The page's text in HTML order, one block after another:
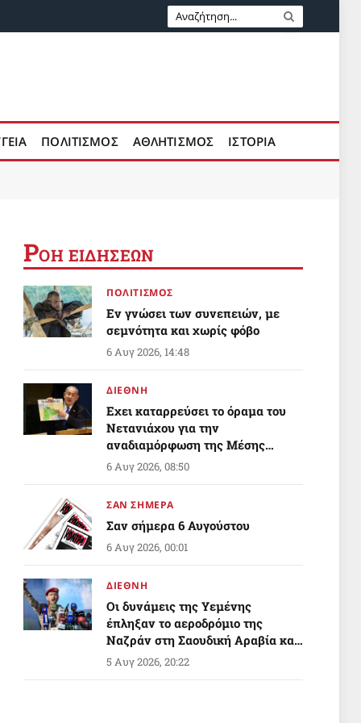
ΠΟΛΙΤΙΣΜΟΣ ΑΘΛΗΤΙΣΜΟΣ ΙΣΤΟΡΙΑ
ΡΟΗ ΕΙΔΗΣΕΩΝ
ΠΟΛΙΤΙΣΜΟΣ
Εν γνώσει των συνεπειών, με
σεμνότητα και χωρίς φόβο
6 Αυγ 2026, 14:48
ΔΙΕΘΝΗ
Εχει καταρρεύσει το όραμα του
Νετανιάχου για την
αναδιαμόρφωση της Μέσης
Ανατολής;
6 Αυγ 2026, 08:50
ΣΑΝ ΣΗΜΕΡΑ
Σαν σήμερα 6 Αυγούστου
6 Αυγ 2026, 00:01
ΔΙΕΘΝΗ
Οι δυνάμεις της Υεμένης
έπληξαν το αεροδρόμιο της
Ναζράν στη Σαουδική Αραβία και
ένα τάνκερ
5 Αυγ 2026, 20:22